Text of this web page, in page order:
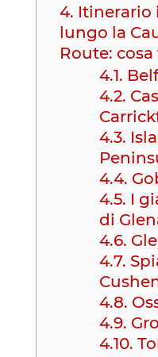
4. Itinerario
lungo la
Route:
4.1.
4.2.
4.3.
4.4.
4.5. I
di
4.6.
4.7.
4.8.
4.9.
4.10.